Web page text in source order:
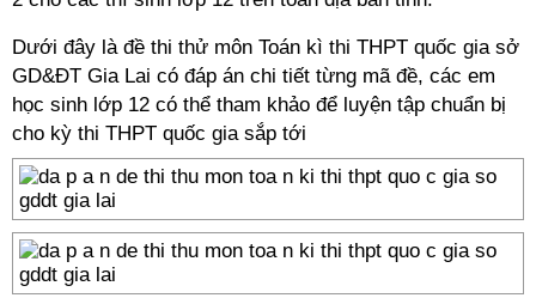
Dưới đây là đề thi thử môn Toán kì thi THPT quốc gia sở
GD&ĐT Gia Lai có đáp án chi tiết từng mã đề, các em
học sinh lớp 12 có thể tham khảo để luyện tập chuẩn bị
cho kỳ thi THPT quốc gia sắp tới